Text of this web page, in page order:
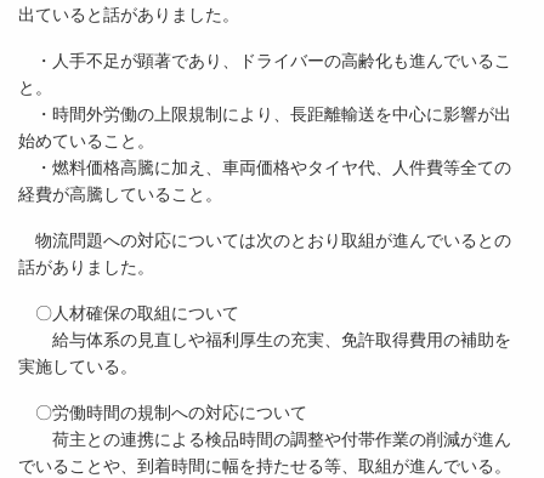
出ていると話がありました。
・人手不足が顕著であり、ドライバーの高齢化も進んでいるこ
と。
・時間外労働の上限規制により、長距離輸送を中心に影響が出
始めていること。
・燃料価格高騰に加え、車両価格やタイヤ代、人件費等全ての
経費が高騰していること。
物流問題への対応については次のとおり取組が進んでいるとの
話がありました。
〇人材確保の取組について
給与体系の見直しや福利厚生の充実、免許取得費用の補助を
実施している。
〇労働時間の規制への対応について
荷主との連携による検品時間の調整や付帯作業の削減が進ん
でいることや、到着時間に幅を持たせる等、取組が進んでいる。